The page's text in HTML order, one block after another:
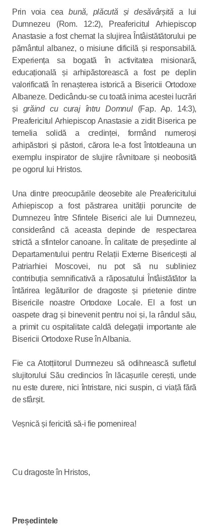
Prin voia ceabună, plăcută și desăvârșită a lui
Dumnezeu (Rom. 12:2), Preafericitul Arhiepiscop
Anastasie a fost chemat la slujirea Întâistătătorului pe
pământul albanez, o misiune dificilă și responsabilă.
Experiența sa bogată în activitatea misionară,
educațională și arhipăstorească a fost pe deplin
valorificată în renașterea istorică a Bisericii Ortodoxe
Albaneze. Dedicându-se cu toată inima acestei lucrări
și grăind cu curaj întru Domnul(Fap. Ap. 14:3),
Preafericitul Arhiepiscop Anastasie a zidit Biserica pe
temelia solidă a credinței, formând numeroși
arhipăstori și păstori, cărora le-a fost întotdeauna un
exemplu inspirator de slujire râvnitoare și neobosită
pe ogorul lui Hristos.
Una dintre preocupările deosebite ale Preafericitului
Arhiepiscop a fost păstrarea unității poruncite de
Dumnezeu între Sfintele Biserici ale lui Dumnezeu,
considerând că aceasta depinde de respectarea
strictă a sfintelor canoane. În calitate de președinte al
Departamentului pentru Relații Externe Bisericești al
Patriarhiei Moscovei, nu pot să nu subliniez
contribuția semnificativă a răposatului Întâistătător la
întărirea legăturilor de dragoste și prietenie dintre
Bisericile noastre Ortodoxe Locale. El a fost un
oaspete drag și binevenit pentru noi și, la rândul său,
a primit cu ospitalitate caldă delegații importante ale
Bisericii Ortodoxe Ruse în Albania.
Fie ca Atotțiitorul Dumnezeu să odihnească sufletul
slujitorului Său credincios în lăcașurile cerești, unde
nu este durere, nici întristare, nici suspin, ci viață fără
de sfârșit.
Veșnică și fericită să-i fie pomenirea!
Cu dragoste în Hristos,
Președintele